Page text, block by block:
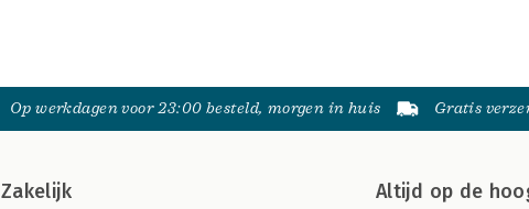
Op werkdagen voor 23:00 besteld, morgen in huis Gratis
Zakelijk Altijd op de